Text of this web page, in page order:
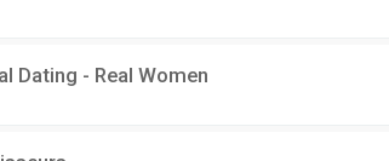
Dating - Real Women